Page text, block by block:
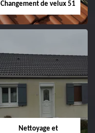
Changement de velux 51
Changement de
velux 51
Nettoyage et